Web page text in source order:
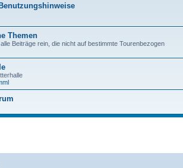
Themen
Beiträge rein, die nicht auf bestimmte Tourenbezogen